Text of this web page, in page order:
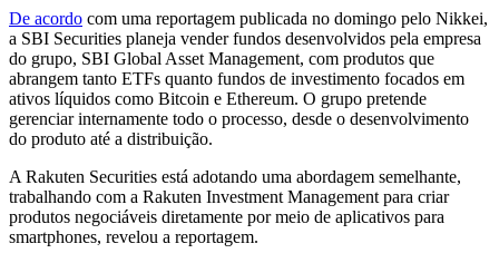
De acordo com uma reportagem publicada no domingo pelo Nikkei,
a SBI Securities planeja vender fundos desenvolvidos pela empresa
do grupo, SBI Global Asset Management, com produtos que
abrangem tanto ETFs quanto fundos de investimento focados em
ativos líquidos como Bitcoin e Ethereum. O grupo pretende
gerenciar internamente todo o processo, desde o desenvolvimento
do produto até a distribuição.
A Rakuten Securities está adotando uma abordagem semelhante,
trabalhando com a Rakuten Investment Management para criar
produtos negociáveis ​​diretamente por meio de aplicativos para
smartphones, revelou a reportagem.